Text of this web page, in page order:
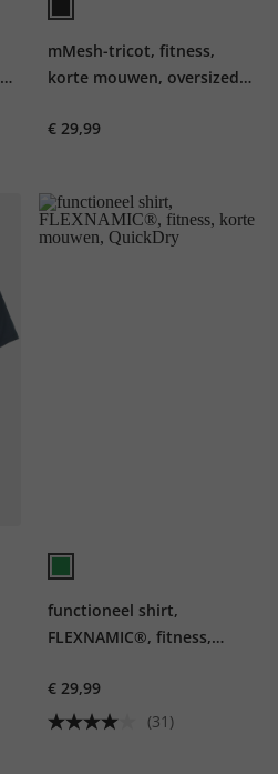
mMesh-tricot, fitness,
korte mouwen, oversized,
€ 29,99
functioneel shirt,
FLEXNAMIC®, fitness,
€ 29,99
(31)